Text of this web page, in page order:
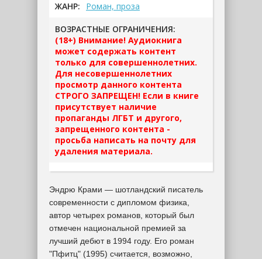
ЖАНР: Роман, проза
ВОЗРАСТНЫЕ ОГРАНИЧЕНИЯ:
(18+) Внимание! Аудиокнига
может содержать контент
только для совершеннолетних.
Для несовершеннолетних
просмотр данного контента
СТРОГО ЗАПРЕЩЕН! Если в книге
присутствует наличие
пропаганды ЛГБТ и другого,
запрещенного контента -
просьба написать на почту для
удаления материала.
Эндрю Крами — шотландский писатель
современности с дипломом физика,
автор четырех романов, который был
отмечен национальной премией за
лучший дебют в 1994 году. Его роман
"Пфитц" (1995) считается, возможно,